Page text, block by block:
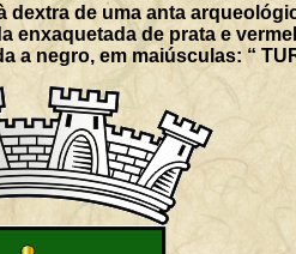
de uma anta
enxaquetada de prata e
a negro, em maiúsculas: “